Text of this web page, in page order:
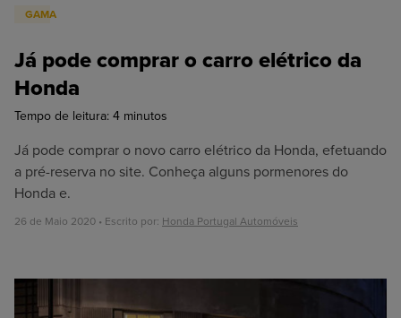
GAMA
Já pode comprar o carro elétrico da
Honda
Tempo de leitura: 4 minutos
Já pode comprar o novo carro elétrico da Honda, efetuando
a pré-reserva no site. Conheça alguns pormenores do
Honda e.
26 de Maio 2020 • Escrito por: Honda Portugal Automóveis